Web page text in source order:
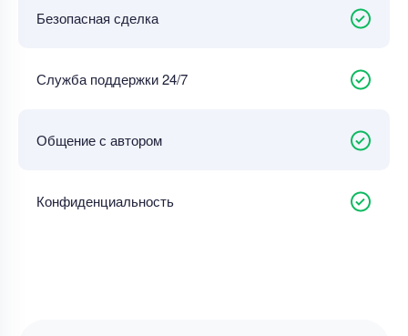
Безопасная сделка
Служба поддержки 24/7
Общение с автором
Конфиденциальность